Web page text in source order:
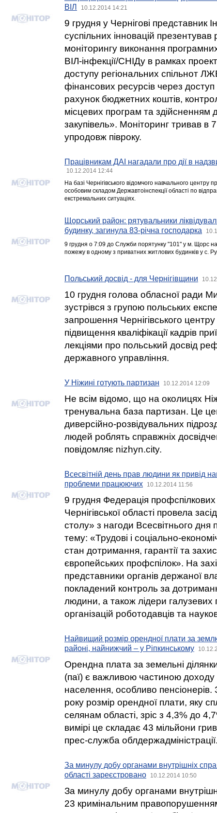
ВІЛ
10.12.2014 14:21
9 грудня у Чернігові представник
суспільних інновацій презентував
моніторингу виконання
ВІЛ-інфекції/СНІДу в рамках
доступу регіональних спільнот
фінансових ресурсів через
рахунок бюджетних коштів,
місцевих програм та здійсненням
закупівель». Моніторинг тривав в
упродовж півроку.
Працівникам ДАІ нагадали про дії в
10.12.2014 12:44
На базі Чернігівського відомчого навчального центру
особовим складом Державтоінспекції області по
екстремальних ситуаціях.
Щорський район: рятувальники
будинку, загинула 83-річна господарка
9 грудня о 7:09 до Служби порятунку "101" у м. Щорс
пожежу в одному з приватних житлових будинків у с.
Польський досвід - для Чернігівщини
10 грудня голова обласної ради
зустрівся з групою польських
запрошення Чернігівського центру
підвищення кваліфікації кадрів
лекціями про польський досвід
державного управління.
У Ніжині готують партизан 10.12.2014 12:09
Не всім відомо, що на околицях
тренувальна база партизан. Це
диверсійно-розвідувальних
людей роблять справжніх
повідомляє nizhyn.city.
Всесвітній день прав людини як привід
проблеми працюючих
10.12.2014 11:56
9 грудня Федерація профспілкових
Чернігівської області провела
столу» з нагоди Всесвітнього
тему: «Трудові і соціально-
стан дотримання, гарантії та
європейських профспілок». На
представники органів держаної
покладений контроль за
людини, а також лідери галузевих
організацій роботодавців та
Найвищий розмір орендної плати за
районі, найнижчий – у Ріпкинському
Орендна плата за земельні
(паї) є важливою частиною доходу
населення, особливо пенсіонерів.
року розмір орендної плати, яку
селянам області, зріс з 4,3% до
вимірі це складає 43 мільйони
прес-служба
За минулу добу органами внутрішніх
області зареєстровано
10.12.2014 10:50
За минулу добу органами
23 кримінальним правопорушенням